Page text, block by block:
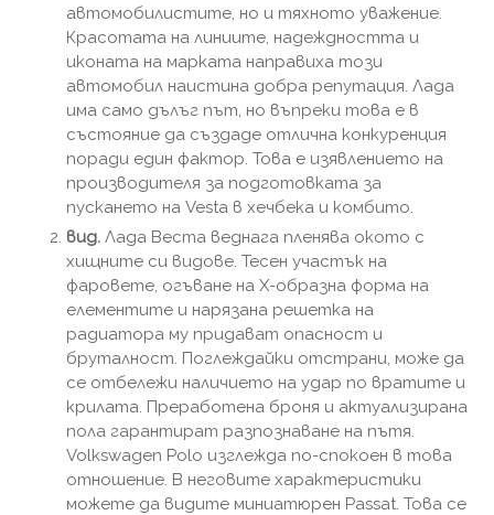
автомобилистите, но и тяхното уважение.
Красотата на линиите, надеждността и
иконата на марката направиха този
автомобил наистина добра репутация. Лада
има само дълъг път, но въпреки това е в
състояние да създаде отлична конкуренция
поради един фактор. Това е изявлението на
производителя за подготовката за
пускането на Vesta в хечбека и комбито.
вид. Лада Веста веднага пленява окото с
хищните си видове. Тесен участък на
фаровете, огъване на X-образна форма на
елементите и нарязана решетка на
радиатора му придават опасност и
бруталност. Поглеждайки отстрани, може да
се отбележи наличието на удар по вратите и
крилата. Преработена броня и актуализирана
пола гарантират разпознаване на пътя.
Volkswagen Polo изглежда по-спокоен в това
отношение. В неговите характеристики
можете да видите миниатюрен Passat. Това се